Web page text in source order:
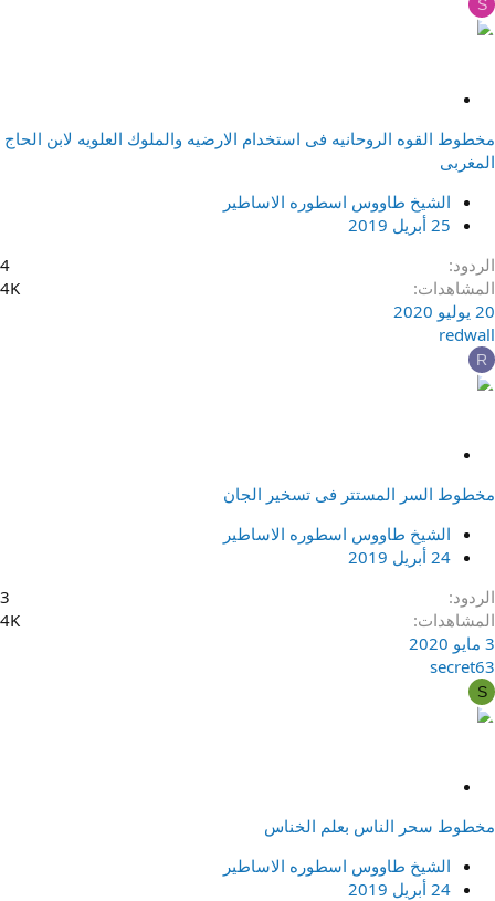
S
ب
ت
مخطوط القوه الروحانيه فى استخدام الارضيه والملوك العلويه لابن الحاج
المغربى
الشيخ طاووس اسطوره الاساطير
25 أبريل 2019
الردود
4
المشاهدات
4K
20 يوليو 2020
redwall
R
ب
ت
مخطوط السر المستتر فى تسخير الجان
الشيخ طاووس اسطوره الاساطير
24 أبريل 2019
الردود
3
المشاهدات
4K
3 مايو 2020
secret63
S
ب
ت
مخطوط سحر الناس بعلم الخناس
الشيخ طاووس اسطوره الاساطير
24 أبريل 2019